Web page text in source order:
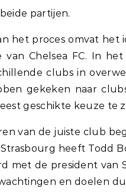
partijen.
het proces omvat
van Chelsea FC. In
clubs in
gekeken naar
geschikte keuze te
van de juiste club
heeft Todd
met de president van
en doelen